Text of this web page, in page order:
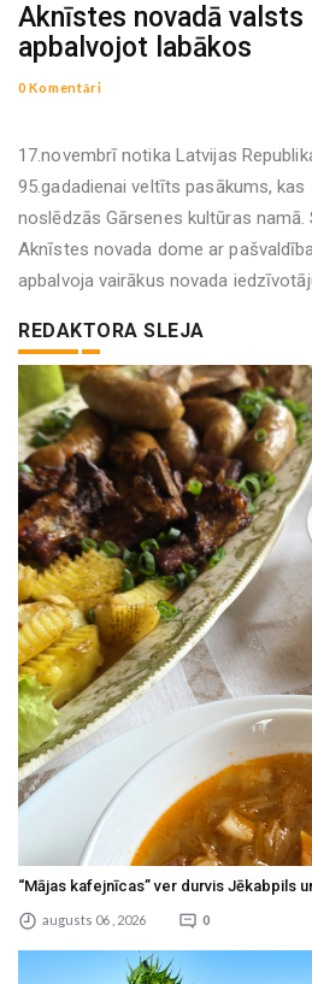
Aknīstes novadā valsts
apbalvojot labākos
0 Komentāri
17.novembrī notika Latvijas
95.gadadienai veltīts pasākums, kas
noslēdzās Gārsenes kultūras namā.
Aknīstes novada dome ar
apbalvoja vairākus novada
REDAKTORA SLEJA
“Mājas kafejnīcas” ver durvis Jēkabpils
augusts 06 , 2026 0